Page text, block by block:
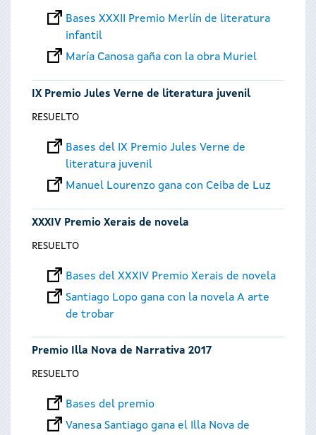
Bases XXXII Premio Merlín de literatura
infantil
María Canosa gaña con la obra Muriel
IX Premio Jules Verne de literatura juvenil
RESUELTO
Bases del IX Premio Jules Verne de
literatura juvenil
Manuel Lourenzo gana con Ceiba de Luz
XXXIV Premio Xerais de novela
RESUELTO
Bases del XXXIV Premio Xerais de novela
Santiago Lopo gana con la novela A arte
de trobar
Premio Illa Nova de Narrativa 2017
RESUELTO
Bases del premio
Vanesa Santiago gana el Illa Nova de